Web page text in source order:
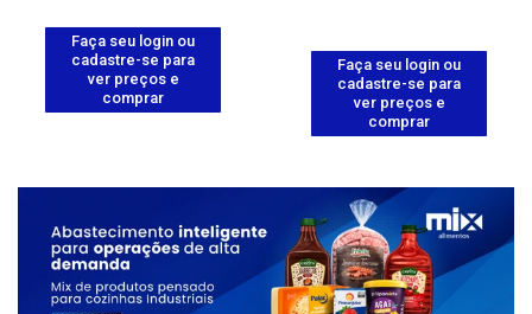
Faça seu login ou
cadastre-se para
ver preços e
comprar
Faça seu login ou
cadastre-se para
ver preços e
comprar